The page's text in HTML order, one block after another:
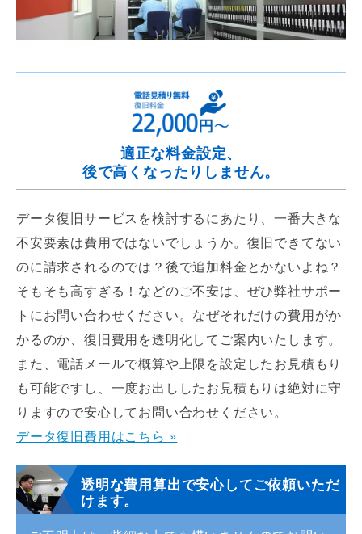
適正な料金設定、
後で高くなったりしません。
データ復旧サービスを検討するにあたり、一番大きな
不安要素は費用ではないでしょうか。復旧できてない
のに請求されるのでは？後で追加料金とかないよね？
そもそも高すぎる！などのご不安は、ぜひ弊社サポー
トにお問い合わせください。なぜそれだけの費用がか
かるのか、復旧費用を透明化してご案内いたします。
また、電話メールで概算や上限を設定したお見積もり
も可能ですし、一度お出ししたお見積もりは絶対に守
りますので安心してお問い合わせください。
データ復旧費用はこちら »
透明な費用算出で安心してご依頼いただ
けます。